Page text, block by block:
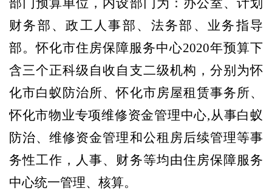
部门预算单位，内设部门为：办公室、计划
财务部、政工人事部、法务部、业务指导
部。怀化市住房保障服务中心2020年预算下
含三个正科级自收自支二级机构，分别为怀
化市白蚁防治所、怀化市房屋租赁事务所、
怀化市物业专项维修资金管理中心,从事白蚁
防治、维修资金管理和公租房后续管理等事
务性工作，人事、财务等均由住房保障服务
中心统一管理、核算。